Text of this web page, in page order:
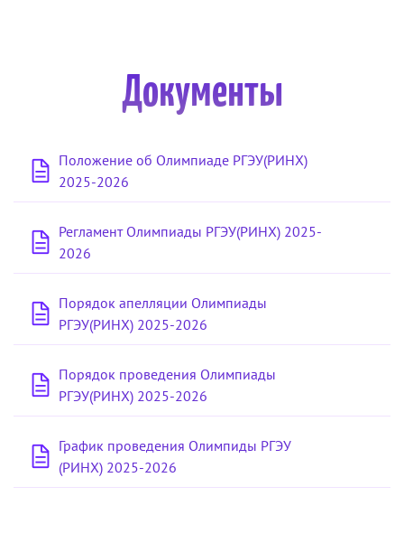
Документы
Положение об Олимпиаде РГЭУ(РИНХ)
2025-2026
Регламент Олимпиады РГЭУ(РИНХ) 2025-
2026
Порядок апелляции Олимпиады
РГЭУ(РИНХ) 2025-2026
Порядок проведения Олимпиады
РГЭУ(РИНХ) 2025-2026
График проведения Олимпиды РГЭУ
(РИНХ) 2025-2026